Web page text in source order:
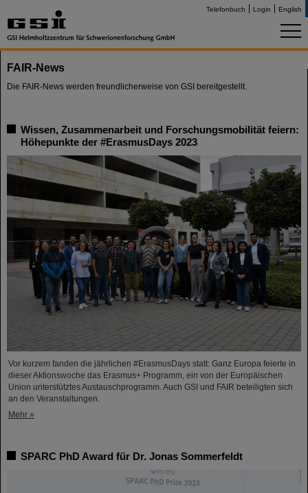
Telefonbuch Login English
FAIR-News
Die FAIR-News werden freundlicherweise von GSI bereitgestellt.
Wissen, Zusammenarbeit und Forschungsmobilität feiern:
Höhepunkte der #ErasmusDays 2023
Vor kurzem fanden die jährlichen #ErasmusDays statt: Ganz Europa feierte in
dieser Aktionswoche das Erasmus+ Programm, ein von der Europäischen
Union unterstütztes Austauschprogramm. Auch GSI und FAIR beteiligten sich
an den Veranstaltungen.
Mehr »
SPARC PhD Award für Dr. Jonas Sommerfeldt